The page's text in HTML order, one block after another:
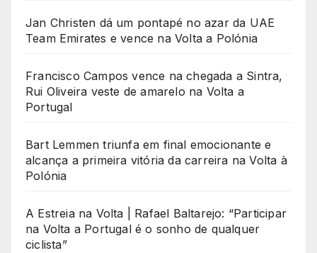
Jan Christen dá um pontapé no azar da UAE
Team Emirates e vence na Volta a Polónia
Francisco Campos vence na chegada a Sintra,
Rui Oliveira veste de amarelo na Volta a
Portugal
Bart Lemmen triunfa em final emocionante e
alcança a primeira vitória da carreira na Volta à
Polónia
A Estreia na Volta | Rafael Baltarejo: “Participar
na Volta a Portugal é o sonho de qualquer
ciclista”